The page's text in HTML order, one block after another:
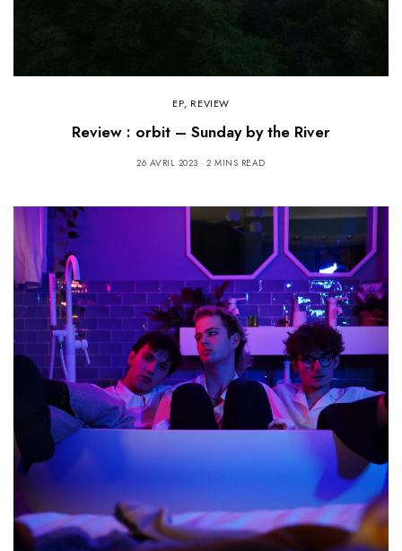
EP, REVIEW
Review : orbit – Sunday by the River
26 AVRIL 2023 2 MINS READ